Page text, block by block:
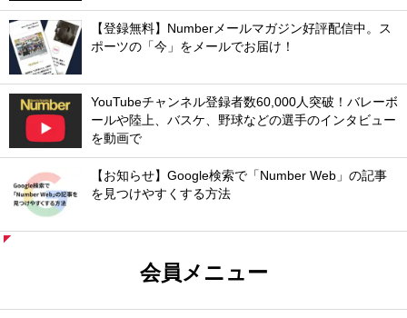
【登録無料】Numberメールマガジン好評配信中。ス
ポーツの「今」をメールでお届け！
YouTubeチャンネル登録者数60,000人突破！バレーボ
ールや陸上、バスケ、野球などの選手のインタビュー
を動画で
【お知らせ】Google検索で「Number Web」の記事
を見つけやすくする方法
会員メニュー